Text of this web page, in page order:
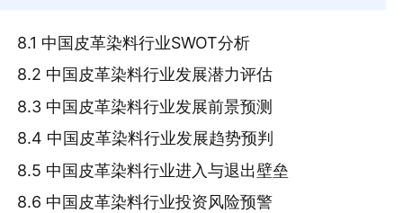
8.1 中国皮革染料行业SWOT分析
8.2 中国皮革染料行业发展潜力评估
8.3 中国皮革染料行业发展前景预测
8.4 中国皮革染料行业发展趋势预判
8.5 中国皮革染料行业进入与退出壁垒
8.6 中国皮革染料行业投资风险预警